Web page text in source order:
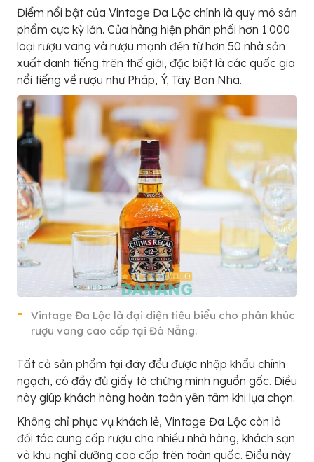
Điểm nổi bật của Vintage Đa Lộc chính là quy mô sản
phẩm cực kỳ lớn. Cửa hàng hiện phân phối hơn 1.000
loại rượu vang và rượu mạnh đến từ hơn 50 nhà sản
xuất danh tiếng trên thế giới, đặc biệt là các quốc gia
nổi tiếng về rượu như Pháp, Ý, Tây Ban Nha.
Vintage Đa Lộc là đại diện tiêu biểu cho phân khúc
rượu vang cao cấp tại Đà Nẵng.
Tất cả sản phẩm tại đây đều được nhập khẩu chính
ngạch, có đầy đủ giấy tờ chứng minh nguồn gốc. Điều
này giúp khách hàng hoàn toàn yên tâm khi lựa chọn.
Không chỉ phục vụ khách lẻ, Vintage Đa Lộc còn là
đối tác cung cấp rượu cho nhiều nhà hàng, khách sạn
và khu nghỉ dưỡng cao cấp trên toàn quốc. Điều này